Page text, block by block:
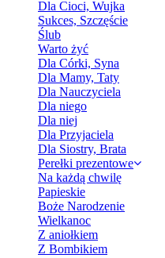
Dla Cioci, Wujka
Sukces, Szczęście
Ślub
Warto żyć
Dla Córki, Syna
Dla Mamy, Taty
Dla Nauczyciela
Dla niego
Dla niej
Dla Przyjaciela
Dla Siostry, Brata
Perełki prezentowe
Na każdą chwilę
Papieskie
Boże Narodzenie
Wielkanoc
Z aniołkiem
Z Bombikiem